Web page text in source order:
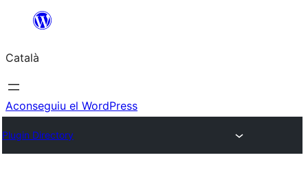
contingut
Català
Aconseguiu el WordPress
Plugin Directory